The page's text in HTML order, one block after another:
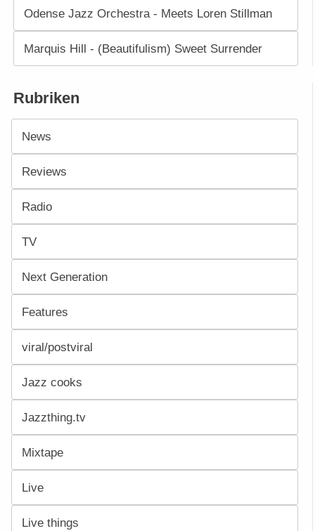
Odense Jazz Orchestra - Meets Loren Stillman
Marquis Hill - (Beautifulism) Sweet Surrender
Rubriken
News
Reviews
Radio
TV
Next Generation
Features
viral/postviral
Jazz cooks
Jazzthing.tv
Mixtape
Live
Live things